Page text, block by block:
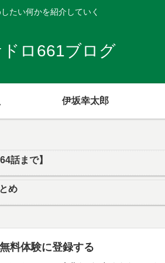
たい何かを紹介していく
ロ661ブログ
伊坂幸太郎
話まで】
め
料体験に登録する